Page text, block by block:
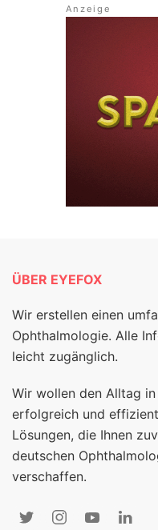
ÜBER EYEFOX
Wir erstellen einen
Ophthalmologie. Alle
leicht zugänglich.
Wir wollen den Alltag
erfolgreich und
Lösungen, die Ihnen
deutschen
verschaffen.